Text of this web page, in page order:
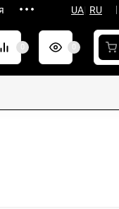
UA| RU
0 0